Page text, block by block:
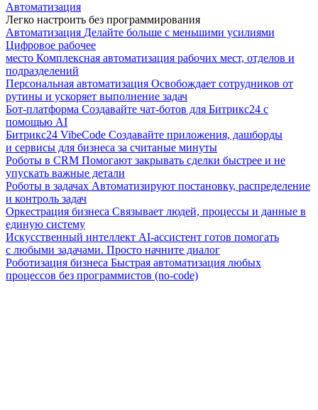
Автоматизация
Легко настроить без программирования
Автоматизация Делайте больше с меньшими усилиями
Цифровое рабочее
место Комплексная автоматизация рабочих мест, отделов и
подразделений
Персональная автоматизация Освобождает сотрудников от
рутины и ускоряет выполнение задач
Бот-платформа Создавайте чат-ботов для Битрикс24 с
помощью AI
Битрикс24 VibeCode Создавайте приложения, дашборды
и сервисы для бизнеса за считаные минуты
Роботы в CRM Помогают закрывать сделки быстрее и не
упускать важные детали
Роботы в задачах Автоматизируют постановку, распределение
и контроль задач
Оркестрация бизнеса Связывает людей, процессы и данные в
единую систему
Искусственный интеллект AI-ассистент готов помогать
с любыми задачами. Просто начните диалог
Роботизация бизнеса Быстрая автоматизация любых
процессов без программистов (no-code)